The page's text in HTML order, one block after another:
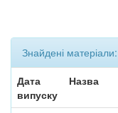
Знайдені матеріали:
Дата
випуску
Назва